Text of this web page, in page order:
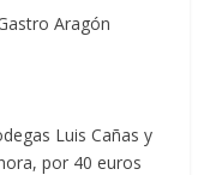
Aragón
Luis Cañas y
por 40 euros